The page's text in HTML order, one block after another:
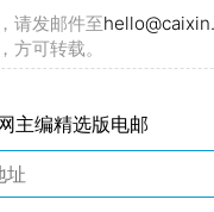
请发邮件至
方可转载。
主编精选版电邮